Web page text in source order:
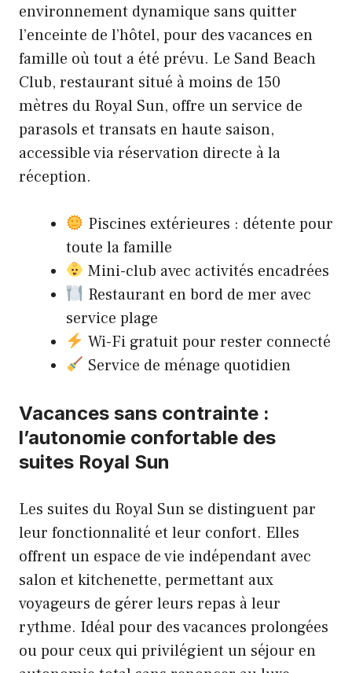
environnement dynamique sans quitter
l’enceinte de l’hôtel, pour des vacances en
famille où tout a été prévu. Le Sand Beach
Club, restaurant situé à moins de 150
mètres du Royal Sun, offre un service de
parasols et transats en haute saison,
accessible via réservation directe à la
réception.
Piscines extérieures : détente pour
toute la famille
Mini-club avec activités encadrées
Restaurant en bord de mer avec
service plage
Wi-Fi gratuit pour rester connecté
Service de ménage quotidien
Vacances sans contrainte :
l’autonomie confortable des
suites Royal Sun
Les suites du Royal Sun se distinguent par
leur fonctionnalité et leur confort. Elles
offrent un espace de vie indépendant avec
salon et kitchenette, permettant aux
voyageurs de gérer leurs repas à leur
rythme. Idéal pour des vacances prolongées
ou pour ceux qui privilégient un séjour en